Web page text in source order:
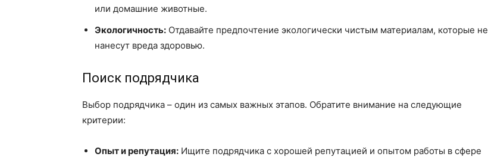
или домашние животные.
Экологичность: Отдавайте предпочтение экологически чистым материалам, которые не
нанесут вреда здоровью.
Поиск подрядчика
Выбор подрядчика – один из самых важных этапов. Обратите внимание на следующие
критерии:
Опыт и репутация: Ищите подрядчика с хорошей репутацией и опытом работы в сфере